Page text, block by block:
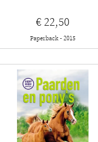
€ 22,50
Paperback - 2015